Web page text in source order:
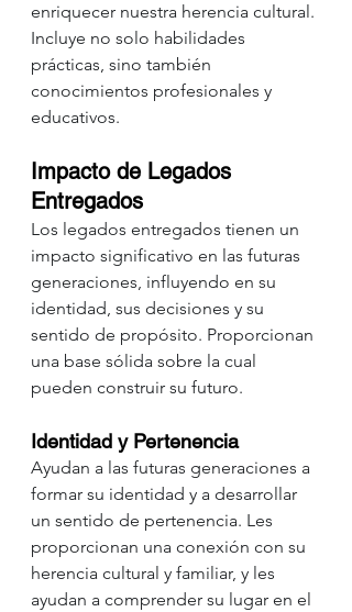
enriquecer nuestra herencia cultural.
Incluye no solo habilidades
prácticas, sino también
conocimientos profesionales y
educativos.
Impacto de Legados
Entregados
Los legados entregados tienen un
impacto significativo en las futuras
generaciones, influyendo en su
identidad, sus decisiones y su
sentido de propósito. Proporcionan
una base sólida sobre la cual
pueden construir su futuro.
Identidad y Pertenencia
Ayudan a las futuras generaciones a
formar su identidad y a desarrollar
un sentido de pertenencia. Les
proporcionan una conexión con su
herencia cultural y familiar, y les
ayudan a comprender su lugar en el